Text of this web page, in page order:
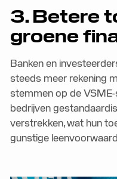
3. Betere
groene
Banken en
steeds meer rekening
stemmen op de
bedrijven
verstrekken, wat hun
gunstige